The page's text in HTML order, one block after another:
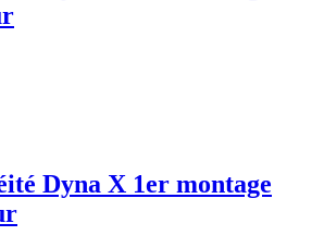
Dyna X 1er montage